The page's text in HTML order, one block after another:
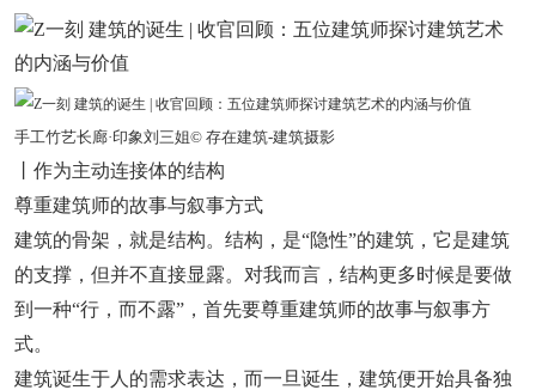
手工竹艺长廊·印象刘三姐© 存在建筑-建筑摄影
丨作为主动连接体的结构
尊重建筑师的故事与叙事方式
建筑的骨架，就是结构。结构，是“隐性”的建筑，它是建筑
的支撑，但并不直接显露。对我而言，结构更多时候是要做
到一种“行，而不露”，首先要尊重建筑师的故事与叙事方
式。
建筑诞生于人的需求表达，而一旦诞生，建筑便开始具备独